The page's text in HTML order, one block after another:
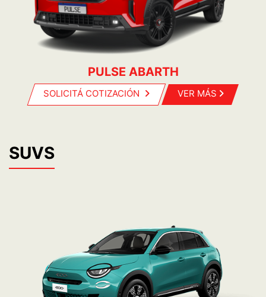
PULSE ABARTH
SOLICITÁ COTIZACIÓN VER MÁS
SUVS